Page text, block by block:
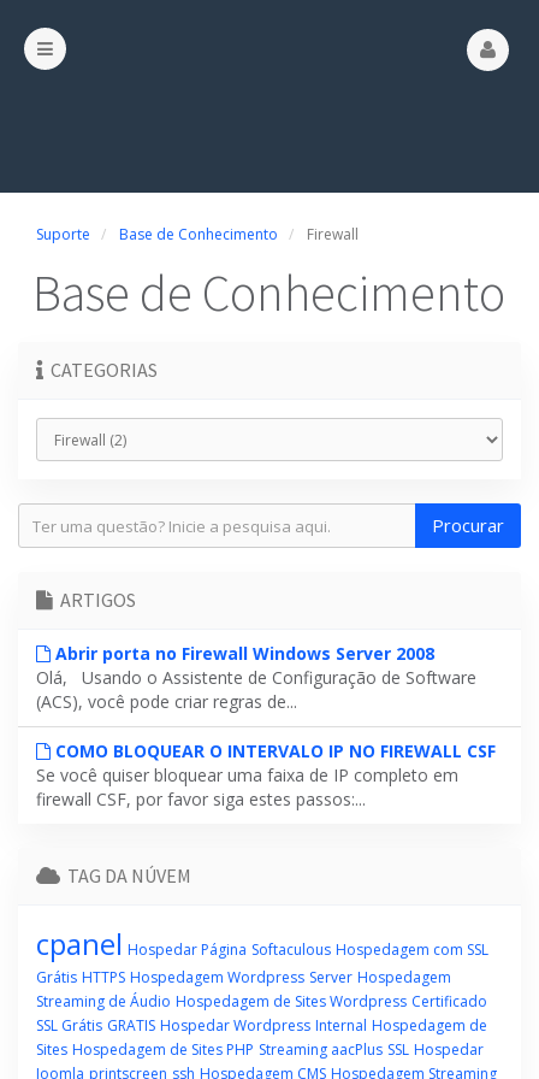
Suporte Base de Conhecimento Firewall
Base de Conhecimento
CATEGORIAS
ARTIGOS
Abrir porta no Firewall Windows Server 2008
Olá, Usando o Assistente de Configuração de Software
(ACS), você pode criar regras de...
COMO BLOQUEAR O INTERVALO IP NO FIREWALL CSF
Se você quiser bloquear uma faixa de IP completo em
firewall CSF, por favor siga estes passos:...
TAG DA NÚVEM
cpanel Hospedar Página Softaculous Hospedagem com SSL
Grátis HTTPS Hospedagem Wordpress Server Hospedagem
Streaming de Áudio Hospedagem de Sites Wordpress Certificado
SSL Grátis GRATIS Hospedar Wordpress Internal Hospedagem de
Sites Hospedagem de Sites PHP Streaming aacPlus SSL Hospedar
Joomla printscreen ssh Hospedagem CMS Hospedagem Streaming